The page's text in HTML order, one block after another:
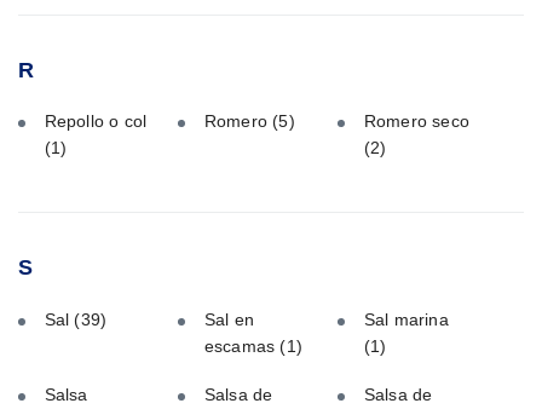
R
Repollo o col
(1)
Romero(5)
Romero seco
(2)
S
Sal(39)
Sal en
escamas(1)
Sal marina
(1)
Salsa
Salsa de
Salsa de